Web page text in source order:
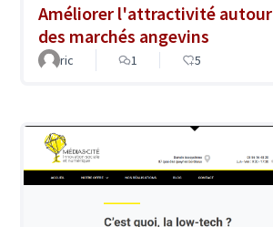
Améliorer l'attractivité autour
des marchés angevins
ric 1 5